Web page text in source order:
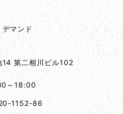
マンド
第二相川ビル102
～18:00
1152-86